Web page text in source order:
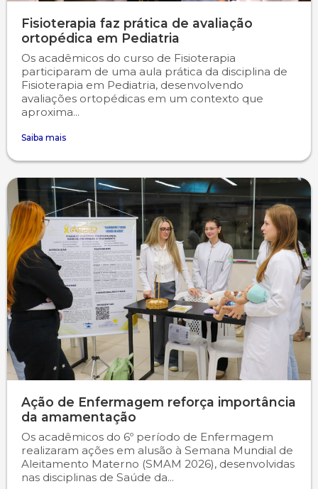
Fisioterapia faz prática de avaliação
ortopédica em Pediatria
Os acadêmicos do curso de Fisioterapia
participaram de uma aula prática da disciplina de
Fisioterapia em Pediatria, desenvolvendo
avaliações ortopédicas em um contexto que
aproxima...
Saiba mais
Ação de Enfermagem reforça importância
da amamentação
Os acadêmicos do 6º período de Enfermagem
realizaram ações em alusão à Semana Mundial de
Aleitamento Materno (SMAM 2026), desenvolvidas
nas disciplinas de Saúde da...